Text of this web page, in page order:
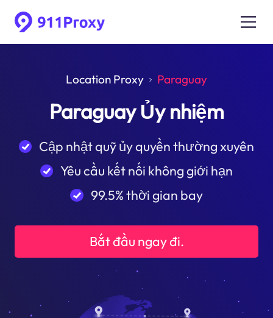
Location Proxy Paraguay
Paraguay Ủy nhiệm
Cập nhật quỹ ủy quyền thường xuyên
Yêu cầu kết nối không giới hạn
99.5% thời gian bay
Bắt đầu ngay đi.